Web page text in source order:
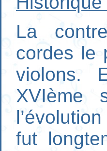
La
cordes le
violons.
XVIème
fut